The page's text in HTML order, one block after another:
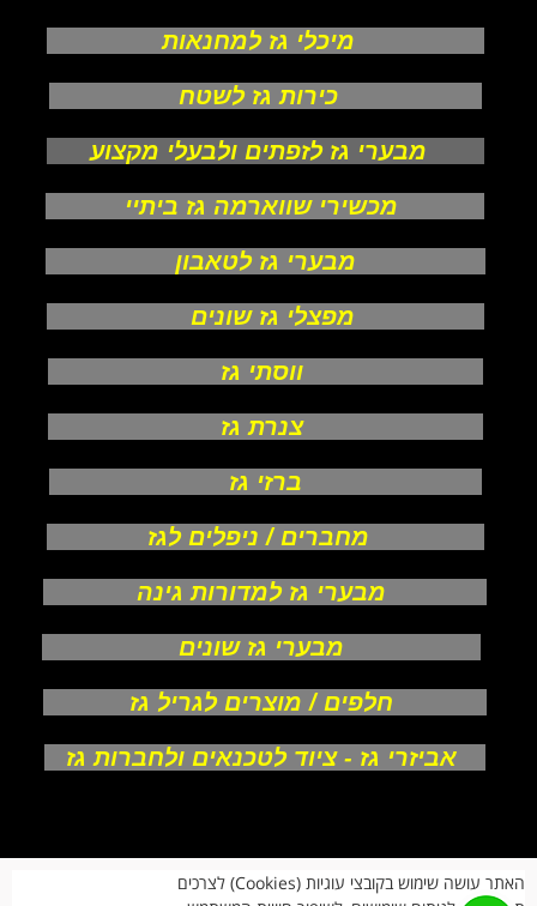
מיכלי גז למחנאות
כירות גז לשטח
מבערי גז לזפתים ולבעלי מקצוע
מכשירי שווארמה גז ביתיי
מבערי גז לטאבון
מפצלי גז שונים
ווסתי גז
צנרת גז
ברזי גז
מחברים / ניפלים לגז
מבערי גז למדורות גינה
מבערי גז שונים
חלפים / מוצרים לגריל גז
אביזרי גז - ציוד לטכנאים ולחברות גז
צור קשר האתר עושה שימוש בקובצי עוגיות (Cookies) לצרכים